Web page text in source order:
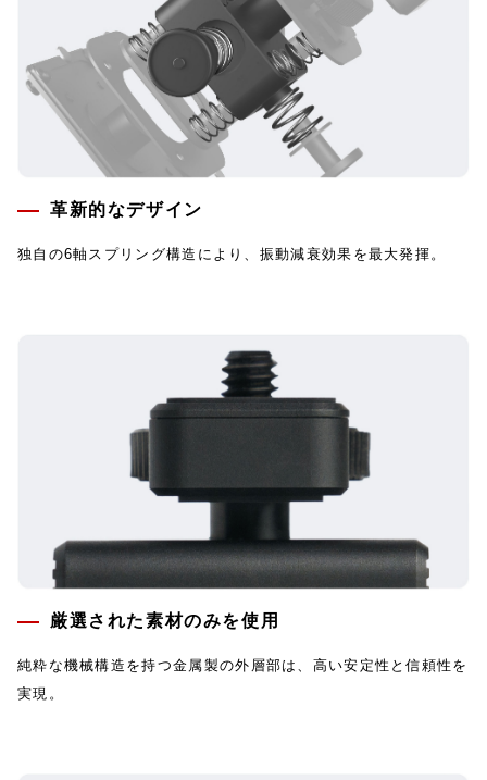
革新的なデザイン
独自の6軸スプリング構造により、振動減衰効果を最大発揮。
厳選された素材のみを使用
純粋な機械構造を持つ金属製の外層部は、高い安定性と信頼性を
実現。